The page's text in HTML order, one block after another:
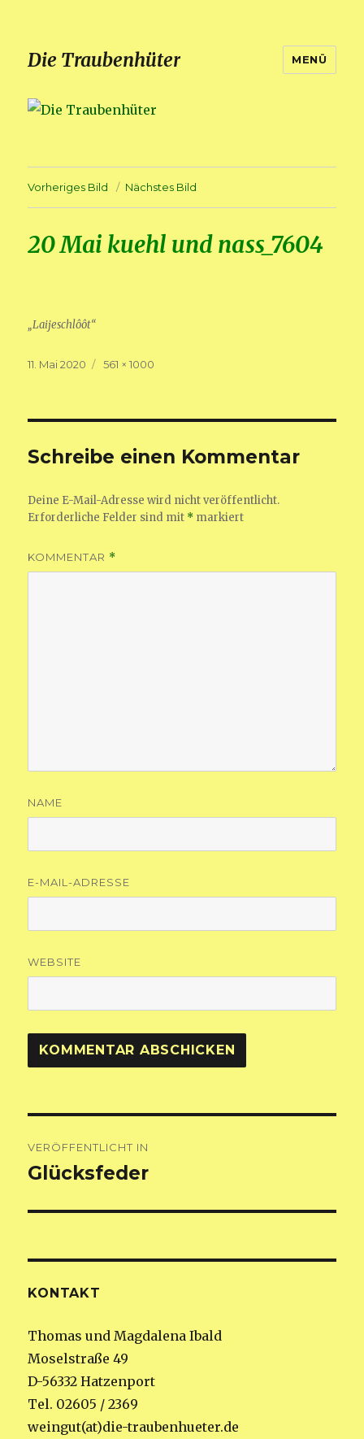
Die Traubenhüter MENÜ
Vorheriges Bild Nächstes Bild
20 Mai kuehl und nass_7604
„Laijeschlôôt“
Veröffentlicht
11. Mai 2020
Volle
561 × 1000
Schreibe einen Kommentar
Deine E-Mail-Adresse wird nicht veröffentlicht.
Erforderliche Felder sind mit * markiert
KOMMENTAR *
NAME
E-MAIL-ADRESSE
WEBSITE
VERÖFFENTLICHT IN
Glücksfeder
KONTAKT
Thomas und Magdalena Ibald
Moselstraße 49
D-56332 Hatzenport
Tel. 02605 / 2369
weingut(at)die-traubenhueter.de